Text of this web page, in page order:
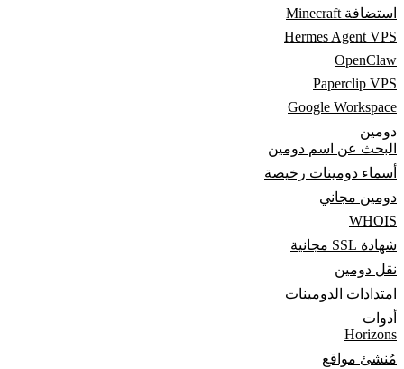
استضافة Minecraft
Hermes Agent VPS
OpenClaw
Paperclip VPS
Google Workspace
دومين
البحث عن اسم دومين
أسماء دومينات رخيصة
دومين مجاني
WHOIS
شهادة SSL مجانية
نقل دومين
امتدادات الدومينات
أدوات
Horizons
مُنشئ مواقع